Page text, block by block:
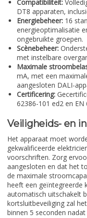
Compatibiliteit:
DT8 apparaten,
Energiebeheer: 16
energieoptimalisatie
ongebruikte groepen.
Scènebeheer:
met instelbare
Maximale
mA, met een
aangesloten DALI-
Certificering:
62386-101 ed2 en EN
Veiligheids- en
Het apparaat moet
gekwalificeerde
voorschriften. Zorg
aangesloten en dat het
de maximale
heeft een geïntegreerde
automatisch uitschakelt
kortsluitbeveiliging zal
binnen 5 seconden